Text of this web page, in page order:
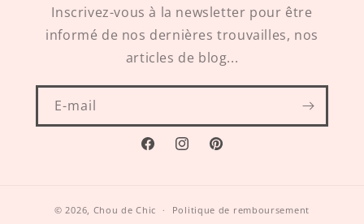
Inscrivez-vous à la newsletter pour être
informé de nos dernières trouvailles, nos
articles de blog...
E-mail
FacebookInstagramPinterest
© 2026, Chou de Chic
Politique de remboursement